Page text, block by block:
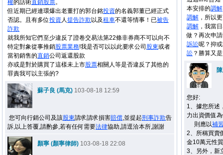
本安排的調解
調解 ，所以
調解 ，我當
做？再次申
訴訟呢？抑
訟 ？勝算又
您好:
1、據您所述
力出資價值
則應以補
2、所稱買賣
金10萬元性
3、另外，新
權的話術直銷股票。
但近期已經連環爆出老董打的郭台銘投資的名義郭董已經正式
否認。且有多位投資人提告詐欺 以及租車不還等情事！已被告
詐欺
就我所知它們至少違反了證卷交易法第22條非券商不可以向不
特定對象從事推銷股票業務!我是否可以以此要求公司 股東或者
當初銷售的直銷公司返還股款
亦或是對於購買了這樣未上市股票相關人等是否違反了其他的
罪責我可以主張的?
蘇子良 (馬克) 103-08-18 12:59
您可向行銷公司及該股東請求請求損害賠償,並提起刑事詐欺告
訴,以上答覆,請酌參,若有任何需要法律協助,請逕洽本所,謝謝
顏寧 (顏寧律師) 103-08-18 22:08